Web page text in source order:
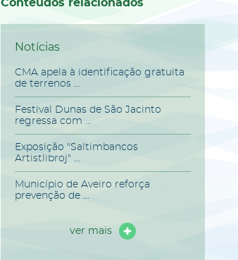
Conteúdos relacionados
Notícias
CMA apela à identificação gratuita
de terrenos ...
Festival Dunas de São Jacinto
regressa com ...
Exposição "Saltimbancos
Artistlibroj" ...
Município de Aveiro reforça
prevenção de ...
ver mais